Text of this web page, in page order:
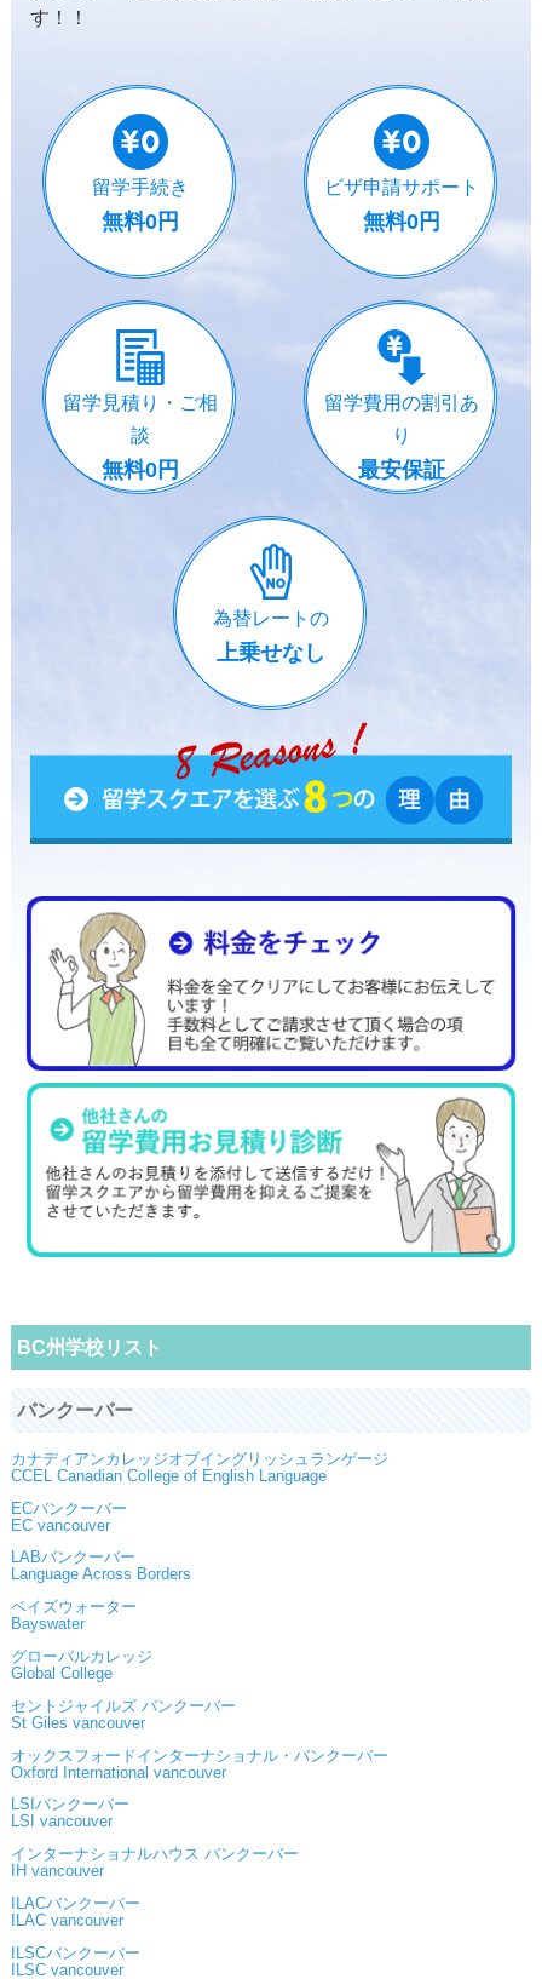
す！！
留学手続き
無料0円
ビザ申請サポート
無料0円
留学見積り・ご相
談
無料0円
留学費用の割引あ
り
最安保証
為替レートの
上乗せなし
BC州学校リスト
バンクーバー
カナディアンカレッジオブイングリッシュランゲージ
CCEL Canadian College of English Language
ECバンクーバー
EC vancouver
LABバンクーバー
Language Across Borders
ベイズウォーター
Bayswater
グローバルカレッジ
Global College
セントジャイルズ バンクーバー
St Giles vancouver
オックスフォードインターナショナル・バンクーバー
Oxford International vancouver
LSIバンクーバー
LSI vancouver
インターナショナルハウス バンクーバー
IH vancouver
ILACバンクーバー
ILAC vancouver
ILSCバンクーバー
ILSC vancouver